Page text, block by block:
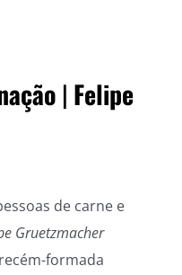
| Felipe
de carne e
Gruetzmacher
formada